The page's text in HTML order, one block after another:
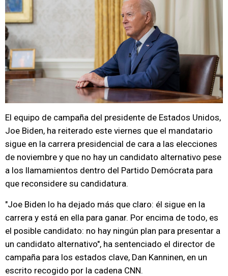
El equipo de campaña del presidente de Estados Unidos,
Joe Biden, ha reiterado este viernes que el mandatario
sigue en la carrera presidencial de cara a las elecciones
de noviembre y que no hay un candidato alternativo pese
a los llamamientos dentro del Partido Demócrata para
que reconsidere su candidatura.
"Joe Biden lo ha dejado más que claro: él sigue en la
carrera y está en ella para ganar. Por encima de todo, es
el posible candidato: no hay ningún plan para presentar a
un candidato alternativo", ha sentenciado el director de
campaña para los estados clave, Dan Kanninen, en un
escrito recogido por la cadena CNN.